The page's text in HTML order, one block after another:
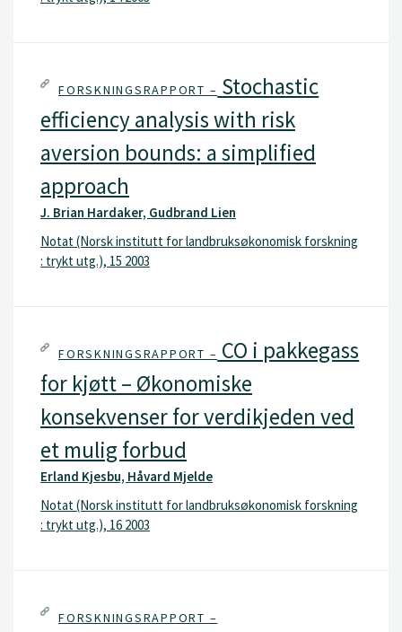
FORSKNINGSRAPPORT – Stochastic
efficiency analysis with risk
aversion bounds: a simplified
approach
J. Brian Hardaker, Gudbrand Lien
Notat (Norsk institutt for landbruksøkonomisk forskning
: trykt utg.), 15 2003
FORSKNINGSRAPPORT – CO i pakkegass
for kjøtt – Økonomiske
konsekvenser for verdikjeden ved
et mulig forbud
Erland Kjesbu, Håvard Mjelde
Notat (Norsk institutt for landbruksøkonomisk forskning
: trykt utg.), 16 2003
FORSKNINGSRAPPORT –